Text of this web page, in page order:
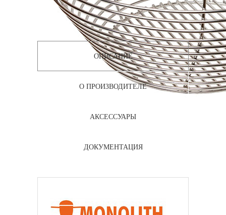
ОПИСАНИЕ
О ПРОИЗВОДИТЕЛЕ
АКСЕССУАРЫ
ДОКУМЕНТАЦИЯ